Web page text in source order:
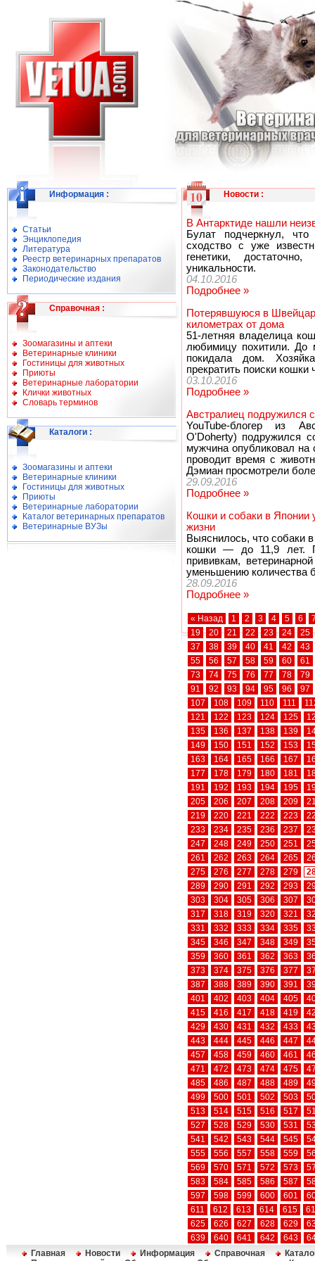
Информация :
Статьи
Энциклопедия
Литература
Реестр ветеринарных препаратов
Законодательство
Периодические издания
Справочная :
Зоомагазины и аптеки
Ветеринарные клиники
Гостиницы для животных
Приюты
Ветеринарные лаборатории
Клички животных
Словарь терминов
Каталоги :
Зоомагазины и аптеки
Ветеринарные клиники
Гостиницы для животных
Приюты
Ветеринарные лаборатории
Каталог ветеринарных препаратов
Ветеринарные ВУЗы
Новости:
В Антарктиде нашли
Булат подчеркнул, что
сходство с уже
генетики,
уникальности.
04.10.2016
Подробнее »
Потерявшуюся в
километрах от дома
51-летняя владелица
любимицу похитили. До
покидала дом.
прекратить поиски
03.10.2016
Подробнее »
Австралиец подружился
YouTube-блогер из
O'Doherty) подружился
мужчина опубликовал на
проводит время с
Дэмиан просмотрели
29.09.2016
Подробнее »
Кошки и собаки в Японии
жизни
Выяснилось, что собаки
кошки — до 11,9 лет.
прививкам,
уменьшению количества
28.09.2016
Подробнее »
« Назад 1 2 3 4 5 6
19
20 21 22 23 24
25
37
38 39 40 41 42
43
55
56 57 58 59 60
61
73
74 75 76 77 78
79
91
92 93 94 95 96
97
107
108 109 110 111
121
122 123 124 125
135
136 137 138 139
149
150 151 152 153
163
164 165 166 167
177
178 179 180 181
191
192 193 194 195
205
206 207 208 209
219
220 221 222 223
233
234 235 236 237
247
248 249 250 251
261
262 263 264 265
275
276 277 278 279
289
290 291 292 293
303
304 305 306 307
317
318 319 320 321
331
332 333 334 335
345
346 347 348 349
359
360 361 362 363
373
374 375 376 377
387
388 389 390 391
401
402 403 404 405
415
416 417 418 419
429
430 431 432 433
443
444 445 446 447
457
458 459 460 461
471
472 473 474 475
485
486 487 488 489
499
500 501 502 503
513
514 515 516 517
527
528 529 530 531
541
542 543 544 545
555
556 557 558 559
569
570 571 572 573
583
584 585 586 587
597
598 599 600 601
611
612 613 614 615
625
626 627 628 629
639
640 641 642 643
Главная
Новости Информация Справочная